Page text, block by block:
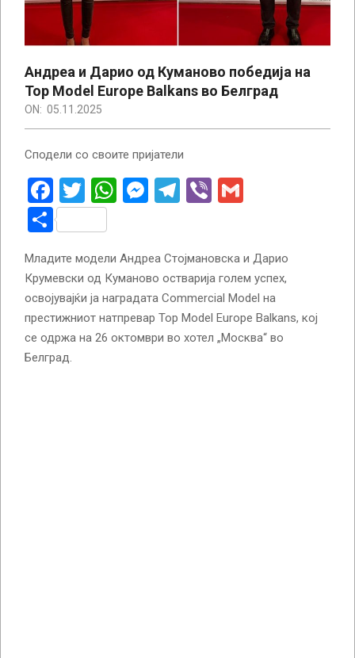
Андреа и Дарио од Куманово победија на
Top Model Europe Balkans во Белград
ON: 05.11.2025
Сподели со своите пријатели
Facebook
Twitter
WhatsApp
Messenger
Telegram
Viber
Share
Младите модели Андреа Стојмановска и Дарио
Крумевски од Куманово остварија голем успех,
освојувајќи ја наградата Commercial Model на
престижниот натпревар Top Model Europe Balkans, кој
се одржа на 26 октомври во хотел „Москва“ во
Белград.